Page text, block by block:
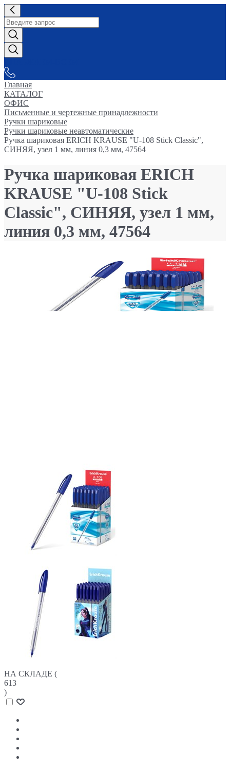
Главная
КАТАЛОГ
ОФИС
Письменные и чертежные принадлежности
Ручки шариковые
Ручки шариковые неавтоматические
Ручка шариковая ERICH KRAUSE "U-108 Stick Classic",
СИНЯЯ, узел 1 мм, линия 0,3 мм, 47564
Ручка шариковая ERICH
KRAUSE "U-108 Stick
Classic", СИНЯЯ, узел 1 мм,
линия 0,3 мм, 47564
НА СКЛАДЕ (
613
)